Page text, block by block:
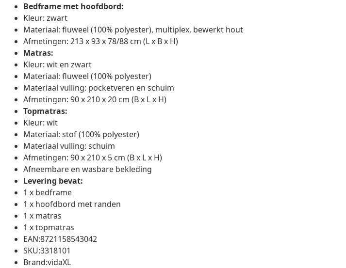
Bedframe met hoofdbord:
Kleur: zwart
Materiaal: fluweel (100% polyester), multiplex, bewerkt hout
Afmetingen: 213 x 93 x 78/88 cm (L x B x H)
Matras:
Kleur: wit en zwart
Materiaal: fluweel (100% polyester)
Materiaal vulling: pocketveren en schuim
Afmetingen: 90 x 210 x 20 cm (B x L x H)
Topmatras:
Kleur: wit
Materiaal: stof (100% polyester)
Materiaal vulling: schuim
Afmetingen: 90 x 210 x 5 cm (B x L x H)
Afneembare en wasbare bekleding
Levering bevat:
1 x bedframe
1 x hoofdbord met randen
1 x matras
1 x topmatras
EAN:8721158543042
SKU:3318101
Brand:vidaXL